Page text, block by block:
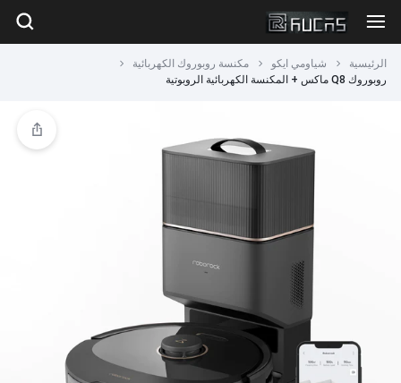
الرئيسية شياومي ايكو
مكنسة روبوروك الكهربائية
روبوروك Q8 ماكس + المكنسة الكهربائية الروبوتية